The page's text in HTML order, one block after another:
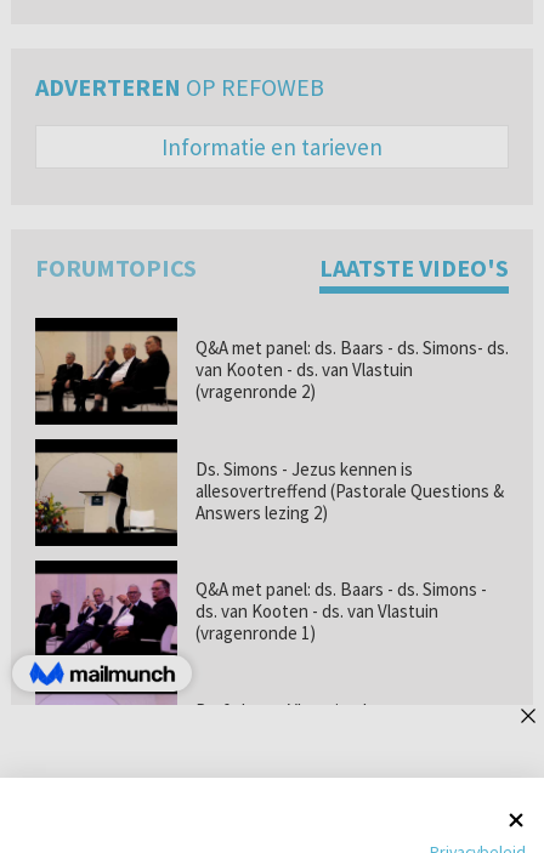
ADVERTEREN OP REFOWEB
Informatie en tarieven
FORUMTOPICS LAATSTE VIDEO'S
Q&A met panel: ds. Baars - ds. Simons- ds.
van Kooten - ds. van Vlastuin
(vragenronde 2)
Ds. Simons - Jezus kennen is
allesovertreffend (Pastorale Questions &
Answers lezing 2)
Q&A met panel: ds. Baars - ds. Simons -
ds. van Kooten - ds. van Vlastuin
(vragenronde 1)
Prof. dr. van Vlastuin - Is